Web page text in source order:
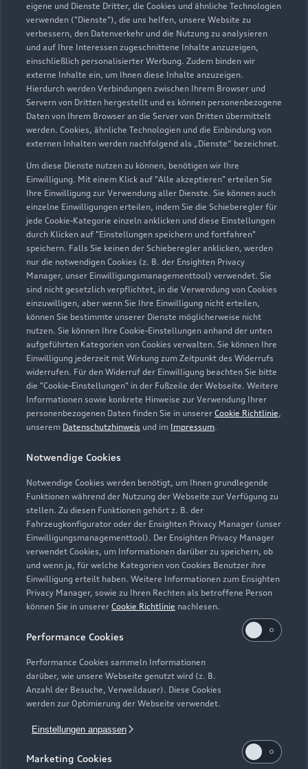
eigene und Dienste Dritter, die Cookies und ähnliche Technologien
verwenden ("Dienste"), die uns helfen, unsere Website zu
verbessern, den Datenverkehr und die Nutzung zu analysieren
und auf Ihre Interessen zugeschnittene Inhalte anzuzeigen,
einschließlich personalisierter Werbung. Zudem binden wir
externe Inhalte ein, um Ihnen diese Inhalte anzuzeigen.
Hierdurch werden Verbindungen zwischen Ihrem Browser und
Servern von Dritten hergestellt und es können personenbezogene
Daten von Ihrem Browser an die Server von Dritten übermittelt
werden. Cookies, ähnliche Technologien und die Einbindung von
externen Inhalten werden nachfolgend als „Dienste“ bezeichnet.
Um diese Dienste nutzen zu können, benötigen wir Ihre
Einwilligung. Mit einem Klick auf "Alle akzeptieren" erteilen Sie
Ihre Einwilligung zur Verwendung aller Dienste. Sie können auch
einzelne Einwilligungen erteilen, indem Sie die Schieberegler für
jede Cookie-Kategorie einzeln anklicken und diese Einstellungen
durch Klicken auf "Einstellungen speichern und fortfahren"
speichern. Falls Sie keinen der Schieberegler anklicken, werden
nur die notwendigen Cookies (z. B. der Ensighten Privacy
Manager, unser Einwilligungsmanagementtool) verwendet. Sie
sind nicht gesetzlich verpflichtet, in die Verwendung von Cookies
einzuwilligen, aber wenn Sie Ihre Einwilligung nicht erteilen,
können Sie bestimmte unserer Dienste möglicherweise nicht
nutzen. Sie können Ihre Cookie-Einstellungen anhand der unten
aufgeführten Kategorien von Cookies verwalten. Sie können Ihre
Einwilligung jederzeit mit Wirkung zum Zeitpunkt des Widerrufs
widerrufen. Für den Widerruf der Einwilligung beachten Sie bitte
die "Cookie-Einstellungen" in der Fußzeile der Webseite. Weitere
Informationen sowie konkrete Hinweise zur Verwendung Ihrer
personenbezogenen Daten finden Sie in unserer Cookie Richtlinie,
unserem Datenschutzhinweis und im Impressum.
Notwendige Cookies
Notwendige Cookies werden benötigt, um Ihnen grundlegende
Funktionen während der Nutzung der Webseite zur Verfügung zu
stellen. Zu diesen Funktionen gehört z. B. der
Fahrzeugkonfigurator oder der Ensighten Privacy Manager (unser
Einwilligungsmanagementtool). Der Ensighten Privacy Manager
verwendet Cookies, um Informationen darüber zu speichern, ob
und wenn ja, für welche Kategorien von Cookies Benutzer ihre
Einwilligung erteilt haben. Weitere Informationen zum Ensighten
Privacy Manager, sowie zu Ihren Rechten als betroffene Person
können Sie in unserer Cookie Richtlinie nachlesen.
Performance Cookies
Performance Cookies sammeln Informationen
darüber, wie unsere Webseite genutzt wird (z. B.
Anzahl der Besuche, Verweildauer). Diese Cookies
werden zur Optimierung der Webseite verwendet.
Einstellungen anpassen
Marketing Cookies
Teile & Zubehörverkauf
Geschlossen,öffnet am Montag 07:30
Zur Reparatur
Zur Inspektion
Zurück nach oben
Modelle
Elektromodelle
Plug-in-Hybride
Neuwagensuche
Gebrauchtwagensuche
Service & Zubehör
Saisonale Angebote
Audi Services
Garantie
Support
Über Audi